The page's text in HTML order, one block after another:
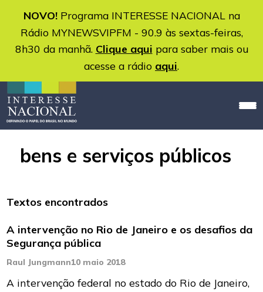
NOVO!Programa INTERESSE NACIONAL na
Rádio MYNEWSVIPFM - 90.9 às sextas-feiras,
8h30 da manhã. Clique aqui para saber mais ou
acesse a rádio aqui.
bens e serviços públicos
Textos encontrados
A intervenção no Rio de Janeiro e os desafios da
Segurança pública
Raul Jungmann10 maio 2018
A intervenção federal no estado do Rio de Janeiro,